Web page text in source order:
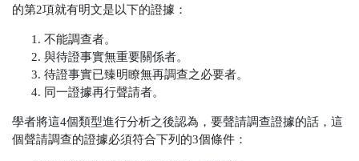
的第2項就有明文是以下的證據：
不能調查者。
與待證事實無重要關係者。
待證事實已臻明瞭無再調查之必要者。
同一證據再行聲請者。
學者將這4個類型進行分析之後認為，要聲請調查證據的話，這
個聲請調查的證據必須符合下列的3個條件：